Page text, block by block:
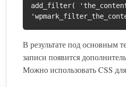
add_filter(
В результате под основным
записи появится
Можно использовать CSS